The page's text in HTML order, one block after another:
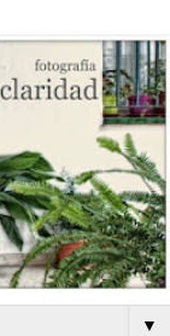
▼